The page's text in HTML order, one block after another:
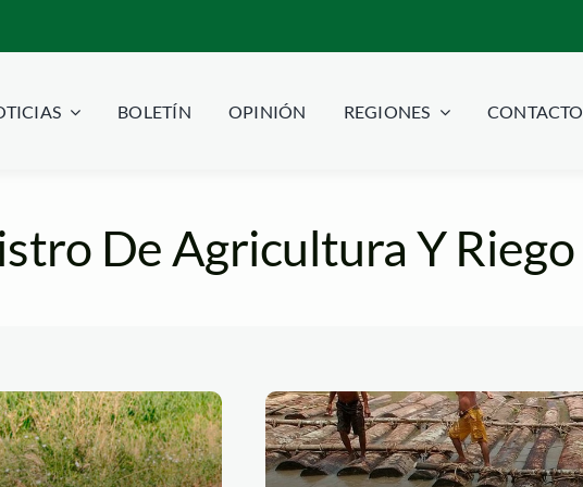
BOLETÍN OPINIÓN REGIONES CONTACTO
De Agricultura Y Riego